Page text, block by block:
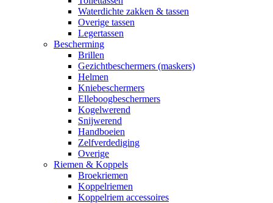
Waterdichte zakken & tassen
Overige tassen
Legertassen
Bescherming
Brillen
Gezichtbeschermers (maskers)
Helmen
Kniebeschermers
Elleboogbeschermers
Kogelwerend
Snijwerend
Handboeien
Zelfverdediging
Overige
Riemen & Koppels
Broekriemen
Koppelriemen
Koppelriem accessoires